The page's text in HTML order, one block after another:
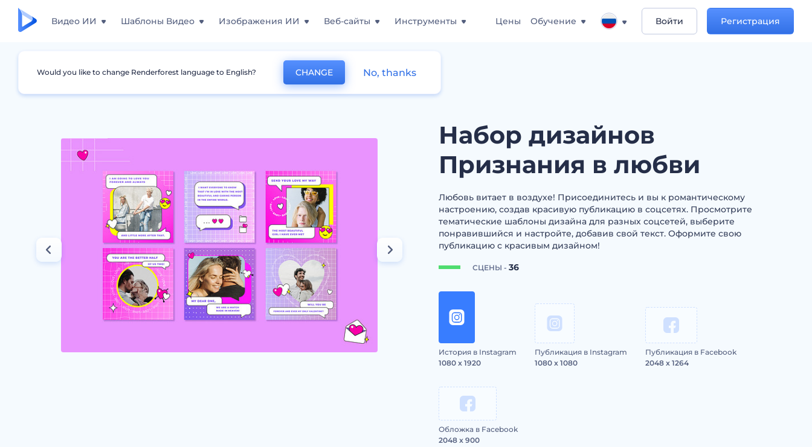
Видео ИИ Шаблоны Видео Изображения ИИ Веб-сайты Инструменты Цены Обучение Войти Регистрация
Дизайны Сторис для Instagram Набор дизайнов Признания в любви
Набор дизайнов
Признания в любви
Любовь витает в воздухе! Присоединитесь и вы к романтическому
настроению, создав красивую публикацию в соцсетях. Просмотрите
тематические шаблоны дизайна для разных соцсетей, выберите
понравившийся и настройте, добавив свой текст. Оформите свою
публикацию с красивым дизайном!
СЦЕНЫ - 36
История в Instagram
1080 x 1920
Публикация в Instagram
1080 x 1080
Публикация в Facebook
2048 x 1264
Обложка в Facebook
2048 x 900
Would you like to change Renderforest language to English? CHANGE No, thanks